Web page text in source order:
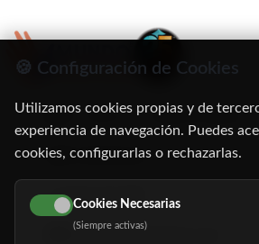
C/ Oruro, 11. 28016 Madrid
91 345 06 26
616 113 103
hola@mundomayor.com
🍪 Configuración de Cookies
Utilizamos cookies propias y de
experiencia de navegación. Puedes
cookies, configurarlas o rechazarlas.
Cookies Necesarias
(Siempre activas)